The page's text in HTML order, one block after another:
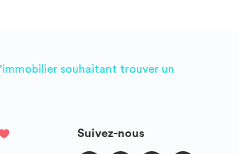
souhaitant trouver un
Suivez-nous